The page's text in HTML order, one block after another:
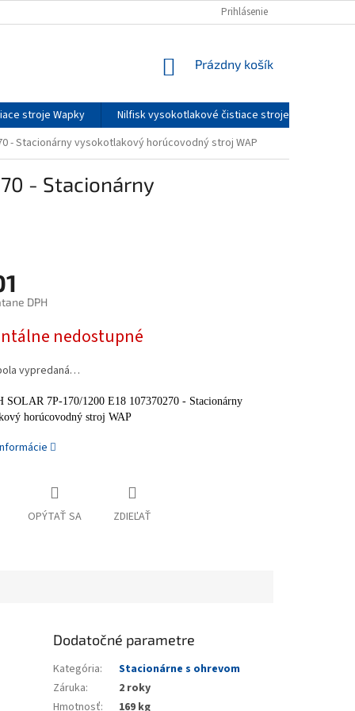
SERVIS
Prihlásenie
NÁKUPNÝ
Prázdny košík
stroje Wapky
Nilfisk vysokotlakové čistiace stroje -
- Stacionárny vysokotlakový horúcovodný stroj WAP
- Stacionárny
DPH
nedostupné
vypredaná…
SOLAR 7P-170/1200 E18 107370270 - Stacionárny
horúcovodný stroj WAP
OPÝTAŤ SA ZDIEĽAŤ
Dodatočné parametre
Kategória:
Stacionárne s ohrevom
Záruka:
2 roky
Hmotnosť: 169 kg